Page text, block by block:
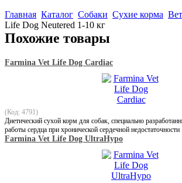
Главная Каталог Собаки Сухие корма
Life Dog Neutered 1-10 кг
Похожие товары
Farmina Vet Life Dog Cardiac
(Код: 4791)
Диетический сухой корм для собак, специально
работы сердца при хронической сердечной недостаточности
Farmina Vet Life Dog UltraHypo